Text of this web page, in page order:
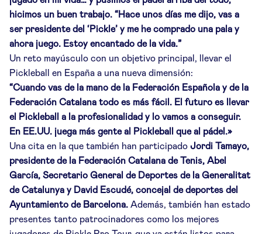
hicimos un buen trabajo. “Hace unos días me dijo, vas a
ser presidente del ‘Pickle’ y me he comprado una pala y
ahora juego. Estoy encantado de la vida.”
Un reto mayúsculo con un objetivo principal, llevar el
Pickleball en España a una nueva dimensión:
“Cuando vas de la mano de la Federación Española y de la
Federación Catalana todo es más fácil. El futuro es llevar
el Pickleball a la profesionalidad y lo vamos a conseguir.
En EE.UU. juega más gente al Pickleball que al pádel.»
Una cita en la que también han participado Jordi Tamayo,
presidente de la Federación Catalana de Tenis, Abel
García, Secretario General de Deportes de la Generalitat
de Catalunya y David Escudé, concejal de deportes del
Ayuntamiento de Barcelona. Además, también han estado
presentes tanto patrocinadores como los mejores